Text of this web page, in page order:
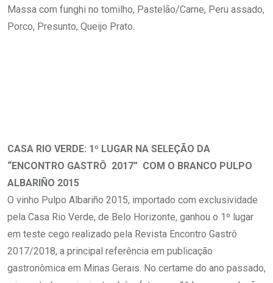
Massa com funghi no tomilho, Pastelão/Carne, Peru assado,
Porco, Presunto, Queijo Prato.
CASA RIO VERDE: 1º LUGAR NA SELEÇÃO DA
“ENCONTRO GASTRÔ 2017” COM O BRANCO PULPO
ALBARIÑO 2015
O vinho Pulpo Albariño 2015, importado com exclusividade
pela Casa Rio Verde, de Belo Horizonte, ganhou o 1º lugar
em teste cego realizado pela Revista Encontro Gastrô
2017/2018, a principal referência em publicação
gastronômica em Minas Gerais. No certame do ano passado,